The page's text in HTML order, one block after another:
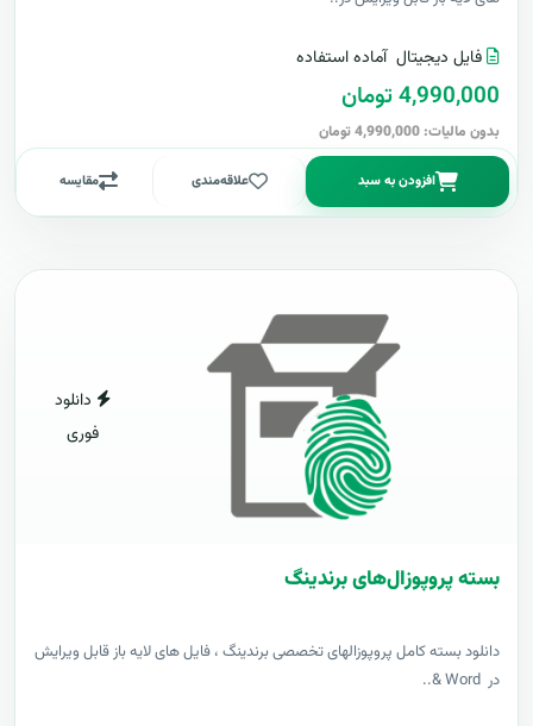
فایل دیجیتال آماده استفاده
4,990,000 تومان
بدون مالیات: 4,990,000 تومان
افزودن به سبد علاقه‌مندی مقایسه
دانلود
فوری
بسته پروپوزال‌های برندینگ
دانلود بسته کامل پروپوزالهای تخصصی برندینگ ، فایل های لایه باز قابل ویرایش
در Word &..